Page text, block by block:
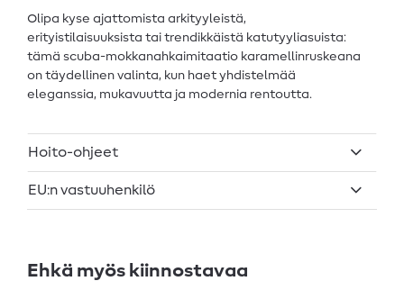
Olipa kyse ajattomista arkityyleistä,
erityistilaisuuksista tai trendikkäistä katutyyliasuista:
tämä scuba-mokkanahkaimitaatio karamellinruskeana
on täydellinen valinta, kun haet yhdistelmää
eleganssia, mukavuutta ja modernia rentoutta.
Hoito-ohjeet
EU:n vastuuhenkilö
Ehkä myös kiinnostavaa